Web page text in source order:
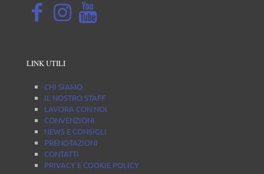
LINK UTILI
CHI SIAMO
IL NOSTRO STAFF
LAVORA CON NOI
CONVENZIONI
NEWS E CONSIGLI
PRENOTAZIONI
CONTATTI
PRIVACY E COOKIE POLICY